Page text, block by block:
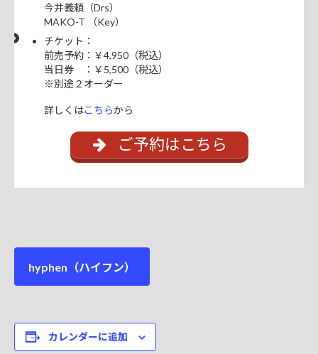
今井義頼（Drs）
MAKO-T （Key）
チケット：
前売予約：￥4,950（税込）
当日券 ：￥5,500（税込）
※別途２オーダー
詳しくはこちらから
ご予約はこちら
hyphen（ハイフン）
カレンダーに追加